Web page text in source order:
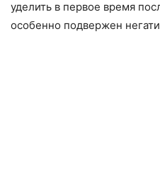
уделить в первое время
особенно подвержен